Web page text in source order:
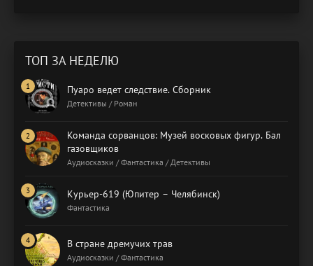
ТОП ЗА НЕДЕЛЮ
Пуаро ведет следствие. Сборник
Детективы / Роман
Команда сорванцов: Музей восковых фигур. Бал
газовщиков
Аудиосказки / Фантастика / Детективы
Курьер-619 (Юпитер – Челябинск)
Фантастика
В стране дремучих трав
Аудиосказки / Фантастика